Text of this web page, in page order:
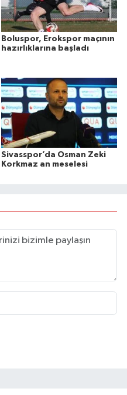
Boluspor, Erokspor maçının
hazırlıklarına başladı
Sivasspor’da Osman Zeki
Korkmaz an meselesi